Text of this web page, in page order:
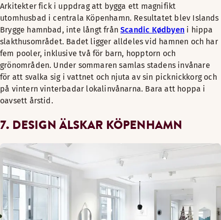
Arkitekter fick i uppdrag att bygga ett magnifikt
utomhusbad i centrala Köpenhamn. Resultatet blev Islands
Brygge hamnbad, inte långt frånScandic Kødbyeni hippa
slakthusområdet. Badet ligger alldeles vid hamnen och har
fem pooler, inklusive två för barn, hopptorn och
grönområden. Under sommaren samlas stadens invånare
för att svalka sig i vattnet och njuta av sin picknickkorg och
på vintern vinterbadar lokalinvånarna. Bara att hoppa i
oavsett årstid.
7. DESIGN ÄLSKAR KÖPENHAMN